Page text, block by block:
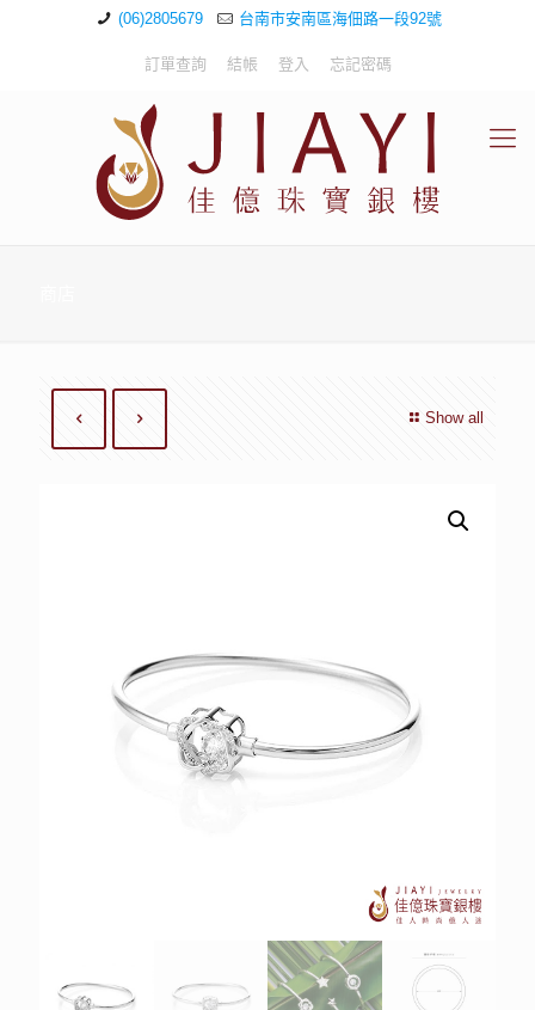
(06)2805679 台南市安南區海佃路一段92號
訂單查詢 結帳 登入 忘記密碼
Show all